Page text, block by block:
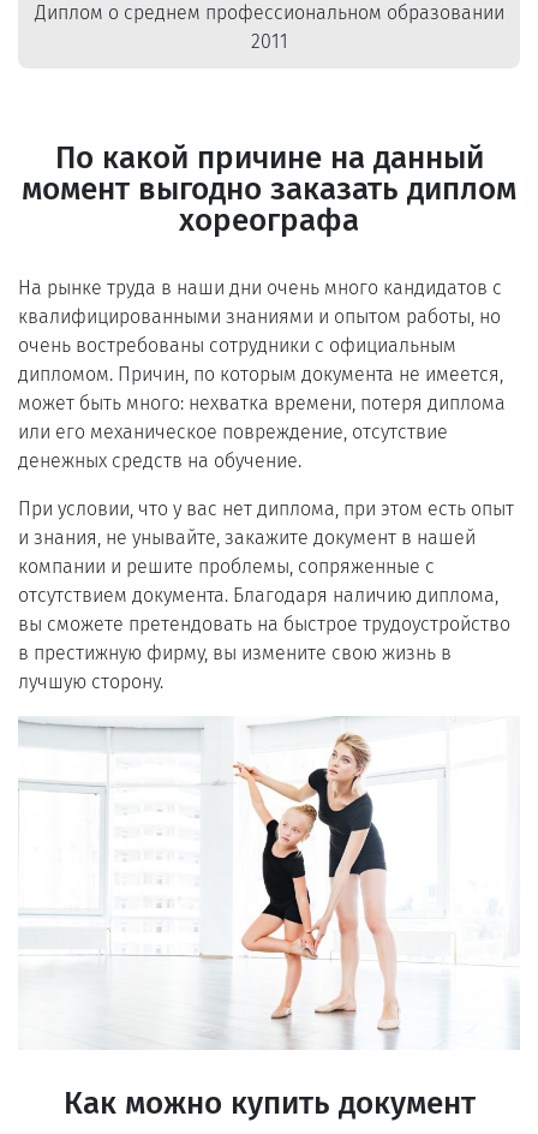
Диплом о среднем профессиональном образовании
2011
По какой причине на данный
момент выгодно заказать диплом
хореографа
На рынке труда в наши дни очень много кандидатов с
квалифицированными знаниями и опытом работы, но
очень востребованы сотрудники с официальным
дипломом. Причин, по которым документа не имеется,
может быть много: нехватка времени, потеря диплома
или его механическое повреждение, отсутствие
денежных средств на обучение.
При условии, что у вас нет диплома, при этом есть опыт
и знания, не унывайте, закажите документ в нашей
компании и решите проблемы, сопряженные с
отсутствием документа. Благодаря наличию диплома,
вы сможете претендовать на быстрое трудоустройство
в престижную фирму, вы измените свою жизнь в
лучшую сторону.
Как можно купить документ